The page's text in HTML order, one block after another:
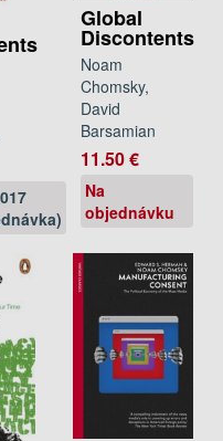
Global
Discontents
Noam
Chomsky,
David
Barsamian
11.50 €
Na
objednávku